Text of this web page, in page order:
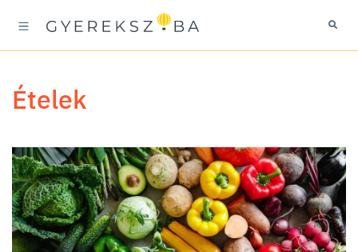
ételek